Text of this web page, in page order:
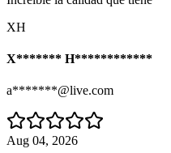
XH
X******* H************
a*******@live.com
Aug 04, 2026